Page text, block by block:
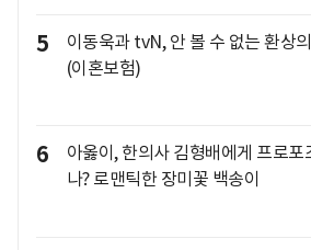
5
이동욱과 tvN, 안 볼 수 없는 환상
(이혼보험)
6
아옳이, 한의사 김형배에게 프로포
나? 로맨틱한 장미꽃 백송이